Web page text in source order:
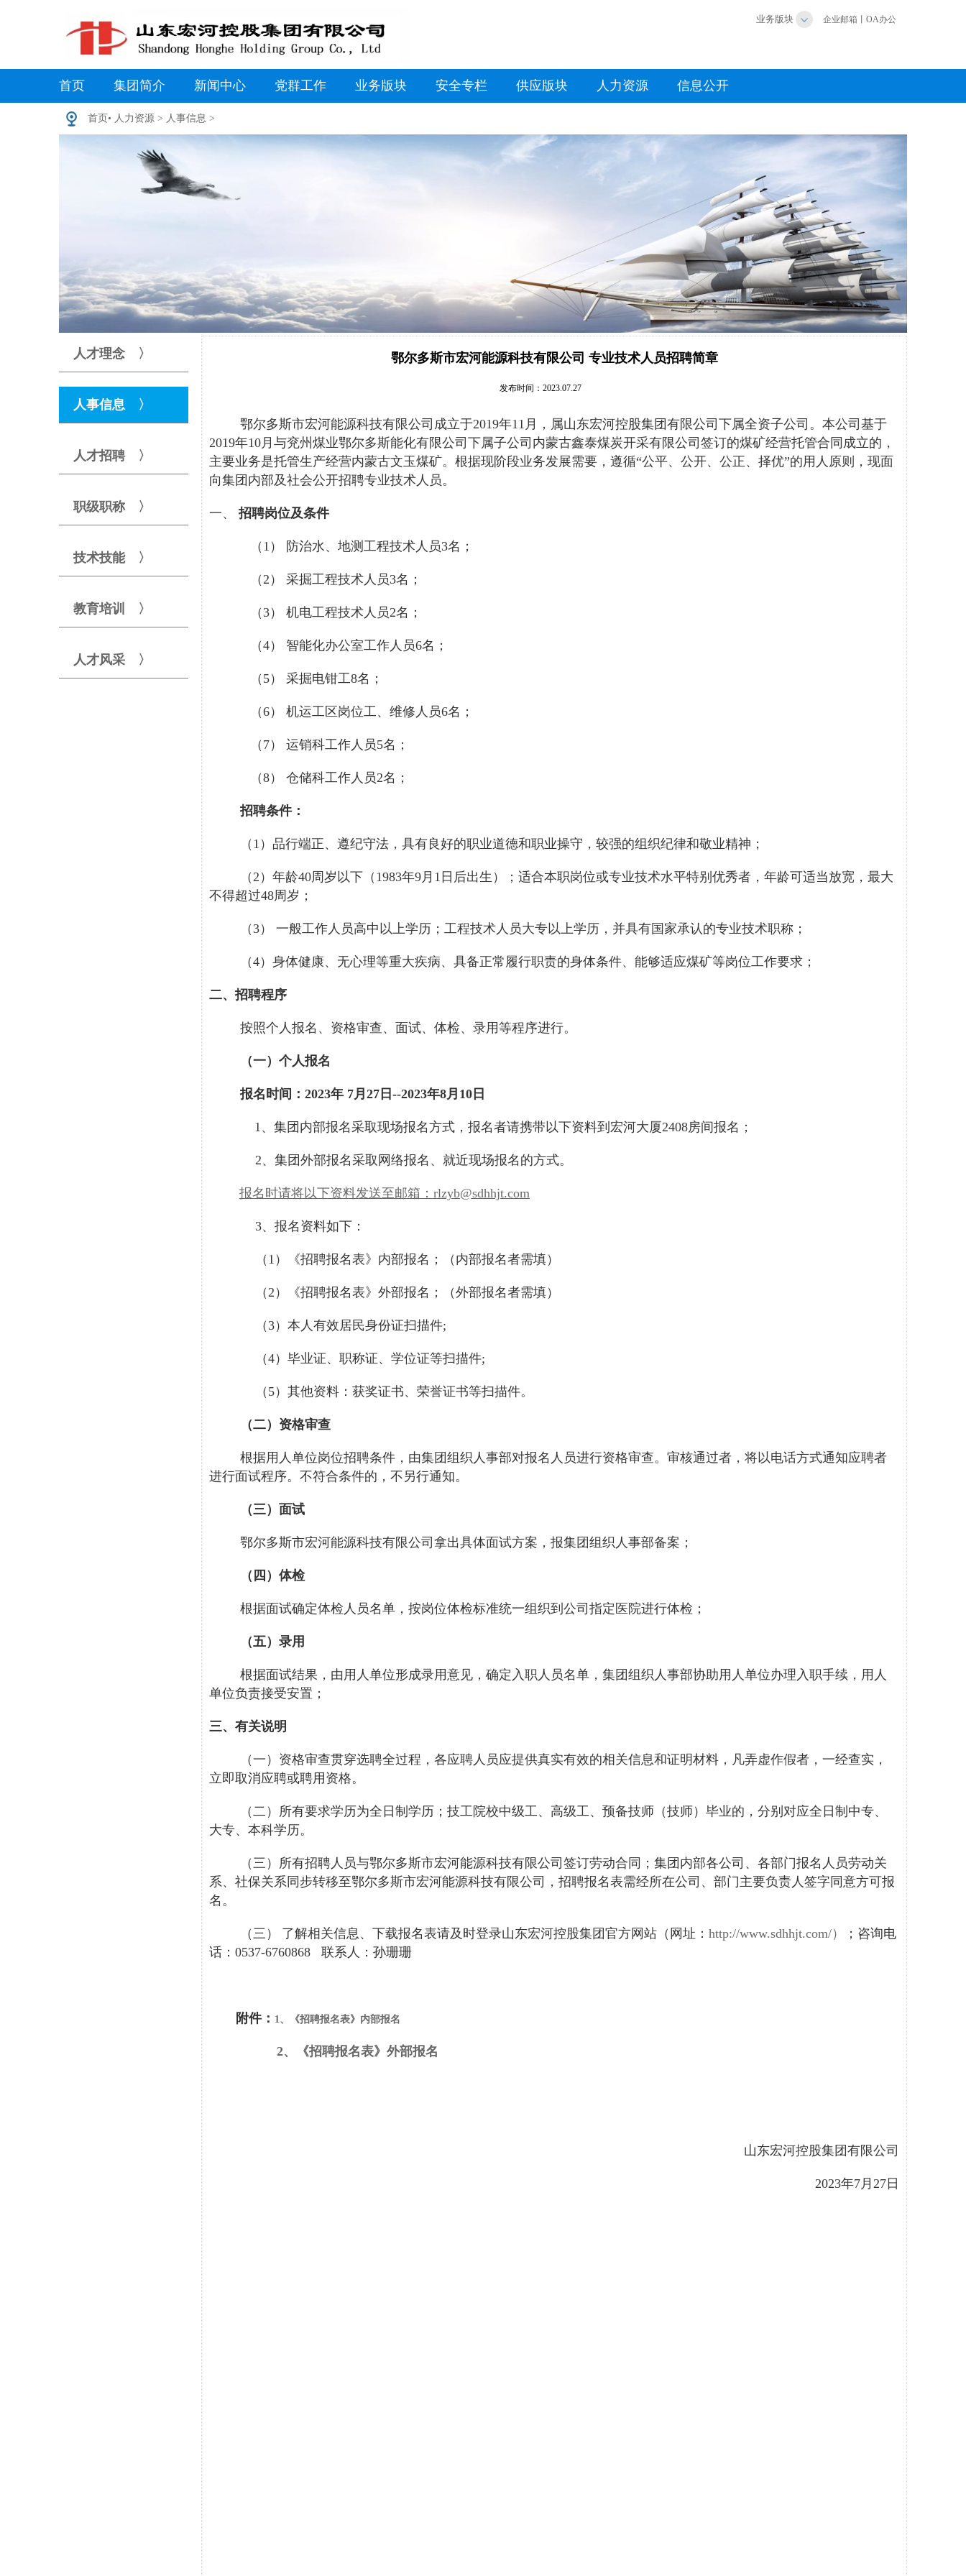
业务版块 企业邮箱 OA办公
首页 集团简介 新闻中心 党群工作 业务版块 安全专栏 供应版块 人力资源 信息公开
首页 • 人力资源 > 人事信息 >
人才理念 〉
人事信息 〉
人才招聘 〉
职级职称 〉
技术技能 〉
教育培训 〉
人才风采 〉
鄂尔多斯市宏河能源科技有限公司 专业技术人员招聘简章
发布时间：2023.07.27
鄂尔多斯市宏河能源科技有限公司成立于2019年11月，属山东宏河控股集团有限公司下属全资子公司。本公司基于
2019年10月与兖州煤业鄂尔多斯能化有限公司下属子公司内蒙古鑫泰煤炭开采有限公司签订的煤矿经营托管合同成立的，
主要业务是托管生产经营内蒙古文玉煤矿。 根据现阶段业务发展需要，遵循“公平、公开、公正、择优”的用人原则，现面
向集团内部及社会公开招聘专业技术人员。
一、 招聘岗位及条件
（1） 防治水、地测工程技术人员3名；
（2） 采掘工程技术人员3名；
（3） 机电工程技术人员2名；
（4） 智能化办公室工作人员6名；
（5） 采掘电钳工8名；
（6） 机运工区岗位工、维修人员6名；
（7） 运销科工作人员5名；
（8） 仓储科工作人员2名；
招聘条件：
（ 1）品行端正、遵纪守法，具有良好的职业道德和职业操守，较强的组织纪律和敬业精神；
（2）年龄40周岁以下（1983年9月1日后出生）；适合本职岗位或专业技术水平特别优秀者，年龄可适当放宽，最大
不得超过48周岁；
（3） 一般工作人员高中以上学历；工程技术人员大专以上学历，并具有国家承认的专业技术职称；
（4）身体健康、无心理等重大疾病、 具备正常履行职责的身体条件、能够适应煤矿等岗位工作要求；
二、招聘程序
按照个人报名、资格审查、面试、体检、录用等程序进行。
（一）个人报名
报名时间： 2023年 7月 27日 --2023年8月 10日
1、集团内部报名采取现场报名方式，报名者请携带以下资料到宏河大厦2408房间报名；
2、集团外部报名采取网络报名、就近现场报名的方式。
报名时请将以下资料发送至邮箱： rlzyb@sdhhjt.com
3、报名资料如下：
（ 1）《招聘报名表》内部报名；（内部报名者需填）
（2）《招聘报名表》外部报名；（外部报名者需填）
（3）本人有效居民身份证扫描件;
（4）毕业证、职称证、学位证等扫描件;
（ 5）其他资料：获奖证书、荣誉证书等扫描件。
（二）资格审查
根据用人单位岗位招聘条件，由集团组织人事部对报名人员进行资格审查。审核通过者，将以电话方式通知应聘者
进行面试程序。不符合条件的，不另行通知。
（三）面试
鄂尔多斯市宏河能源科技有限公司拿出具体面试方案，报集团组织人事部备案；
（四）体检
根据面试确定体检人员名单，按岗位体检标准统一组织到公司指定医院进行体检；
（五）录用
根据面试结果，由用人单位形成录用意见，确定入职人员名单，集团组织人事部协助用人单位办理入职手续，用人
单位负责接受安置；
三、有关说明
（一）资格审查贯穿选聘全过程，各应聘人员应提供真实有效的相关信息和证明材料， 凡弄虚作假者，一经查实，
立即取消应聘或聘用资格。
（二）所有要求学历为全日制学历； 技工院校中级工、高级工、预备技师（技师）毕业的 ，分别 对应全日制 中专、
大专、本科学历。
（三）所有招聘人员与鄂尔多斯市宏河能源科技有限公司签订劳动合同；集团内部各公司、各部门报名人员劳动关
系、社保关系同步转移至鄂尔多斯市宏河能源科技有限公司，招聘报名表需经所在公司、部门主要负责人签字同意方可报
名。
（三） 了解相关信息、下载报名表请及时登录山东宏河控股集团官方网站（网址： http://www.sdhhjt.com/）
；咨询电
话： 0537-6760868 联系人：孙珊珊
附件： 1、《招聘报名表》内部报名
2、《招聘报名表》外部报名
山东宏河控股集团有限公司
2023年7月 27日